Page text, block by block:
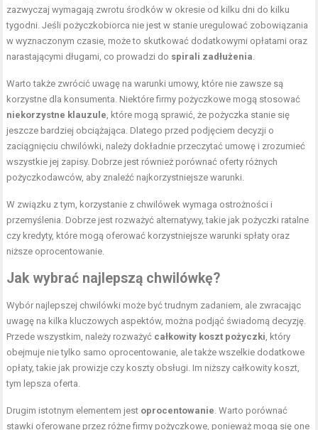
zazwyczaj wymagają zwrotu środków w okresie od kilku dni do kilku
tygodni. Jeśli pożyczkobiorca nie jest w stanie uregulować zobowiązania
w wyznaczonym czasie, może to skutkować dodatkowymi opłatami oraz
narastającymi długami, co prowadzi do spirali zadłużenia
Warto także zwrócić uwagę na warunki umowy, które nie zawsze są
korzystne dla konsumenta. Niektóre firmy pożyczkowe mogą stosować
niekorzystne klauzule , które mogą sprawić, że pożyczka stanie się
jeszcze bardziej obciążająca. Dlatego przed podjęciem decyzji o
zaciągnięciu chwilówki, należy dokładnie przeczytać umowę i zrozumieć
wszystkie jej zapisy. Dobrze jest również porównać oferty różnych
pożyczkodawców, aby znaleźć najkorzystniejsze warunki.
W związku z tym, korzystanie z chwilówek wymaga ostrożności i
przemyślenia. Dobrze jest rozważyć alternatywy, takie jak pożyczki ratalne
czy kredyty, które mogą oferować korzystniejsze warunki spłaty oraz
niższe oprocentowanie.
Jak wybrać najlepszą chwilówkę?
Wybór najlepszej chwilówki może być trudnym zadaniem, ale zwracając
uwagę na kilka kluczowych aspektów, można podjąć świadomą decyzję.
Przede wszystkim, należy rozważyć całkowity koszt pożyczki , który
obejmuje nie tylko samo oprocentowanie, ale także wszelkie dodatkowe
opłaty, takie jak prowizje czy koszty obsługi. Im niższy całkowity koszt,
tym lepsza oferta.
Drugim istotnym elementem jest oprocentowanie . Warto porównać
stawki oferowane przez różne firmy pożyczkowe, ponieważ mogą się one